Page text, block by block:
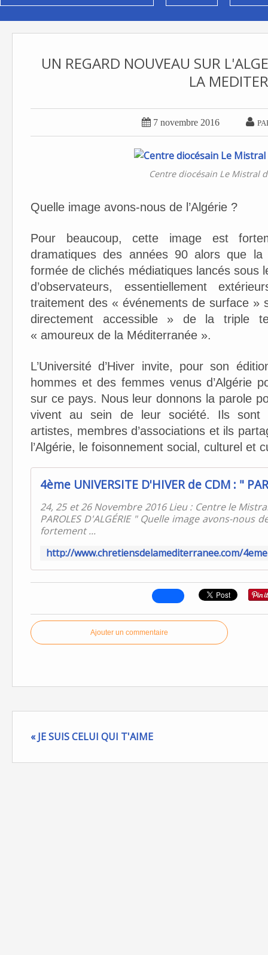
UN REGARD NOUVEAU SUR
LA
 7 novembre 2016 
Centre diocésain Le Mistral
Quelle image avons-nous de l’Algérie ?
Pour beaucoup, cette image est
dramatiques des années 90 alors que la
formée de clichés médiatiques lancés sous
d’observateurs, essentiellement
traitement des « événements de surface »
directement accessible » de la triple
« amoureux de la Méditerranée ».
L’Université d’Hiver invite, pour son
hommes et des femmes venus d’Algérie
sur ce pays. Nous leur donnons la parole
vivent au sein de leur société. Ils sont
artistes, membres d’associations et ils
l’Algérie, le foisonnement social, culturel et
24, 25 et 26 Novembre 2016 Lieu : Centre le
PAROLES D'ALGÉRIE " Quelle image avons-
fortement ...
Ajouter un commentaire
« JE SUIS CELUI QUI T'AIME